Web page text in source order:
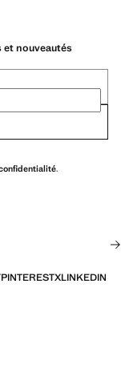
et nouveautés
.
PINTERESTXLINKEDIN